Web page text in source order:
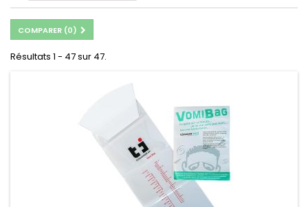
COMPARER (0)
Résultats 1 - 47 sur 47.